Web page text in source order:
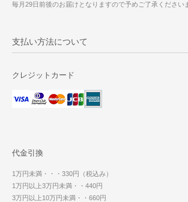
毎月29日前後のお届けとなりますので予めご了承ください
支払い方法について
クレジットカード
代金引換
1万円未満・・・330円（税込み）
1万円以上3万円未満・・440円
3万円以上10万円未満・・660円